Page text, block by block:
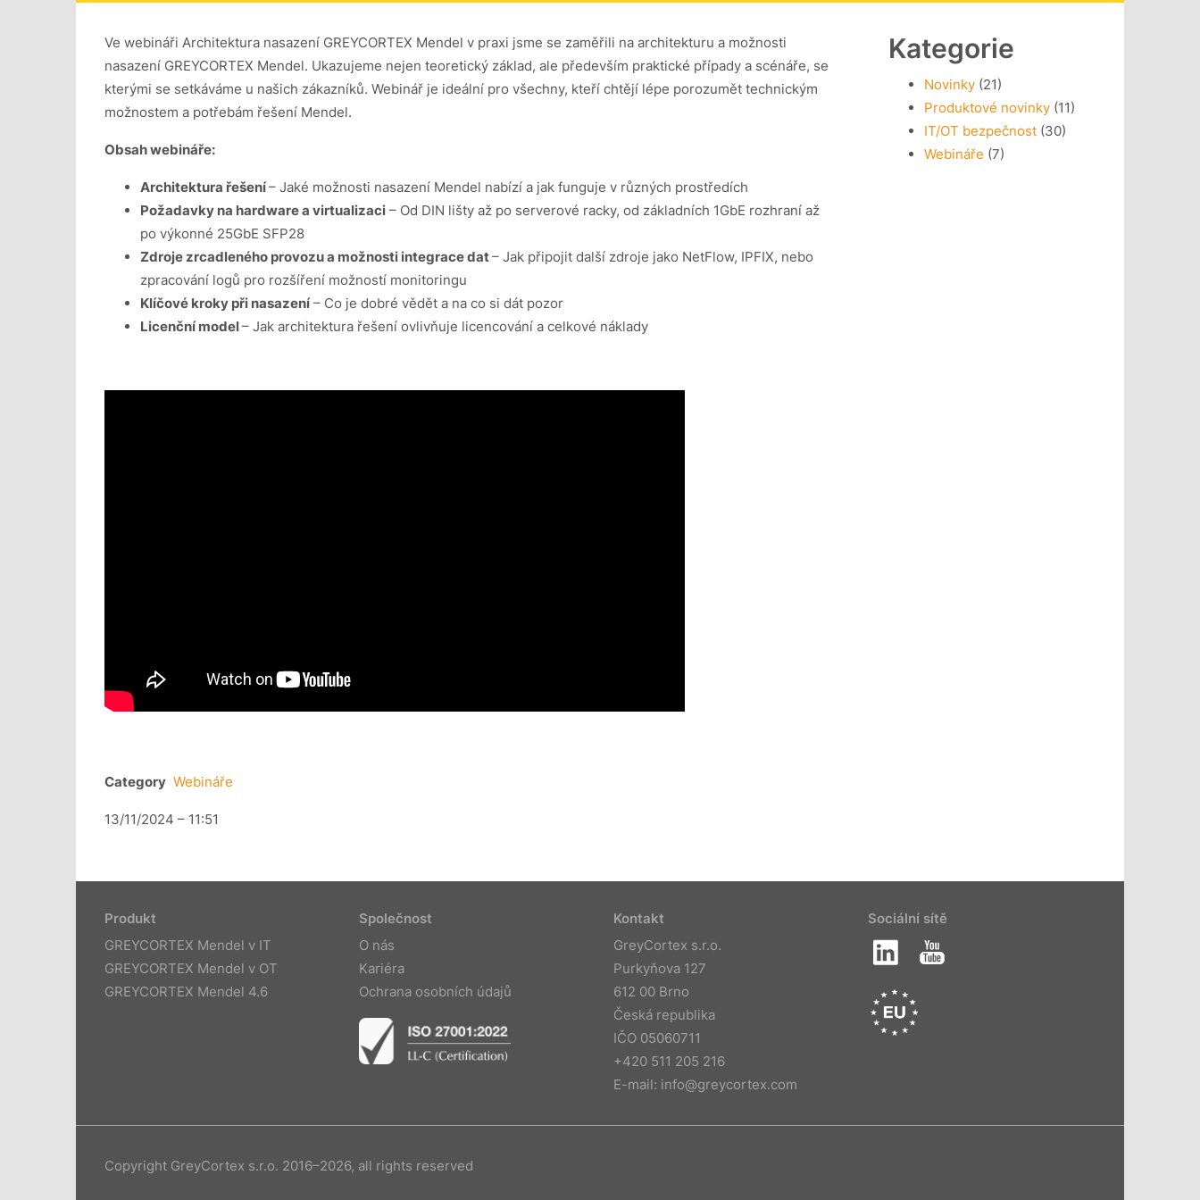
Ve webináři Architektura nasazení GREYCORTEX Mendel v praxi jsme se zaměřili na architekturu a možnosti
nasazení GREYCORTEX Mendel. Ukazujeme nejen teoretický základ, ale především praktické případy a scénáře, se
kterými se setkáváme u našich zákazníků. Webinář je ideální pro všechny, kteří chtějí lépe porozumět technickým
možnostem a potřebám řešení Mendel.
Obsah webináře:
Architektura řešení– Jaké možnosti nasazení Mendel nabízí a jak funguje v různých prostředích
Požadavky na hardware a virtualizaci – Od DIN lišty až po serverové racky, od základních 1GbE rozhraní až
po výkonné 25GbE SFP28
Zdroje zrcadleného provozu a možnosti integrace dat– Jak připojit další zdroje jako NetFlow, IPFIX, nebo
zpracování logů pro rozšíření možností monitoringu
Klíčové kroky při nasazení– Co je dobré vědět a na co si dát pozor
Licenční model– Jak architektura řešení ovlivňuje licencování a celkové náklady
Category Webináře
13/11/2024 – 11:51
Kategorie
Novinky (21)
Produktové novinky (11)
IT/OT bezpečnost (30)
Webináře (7)
Produkt
GREYCORTEX Mendel v IT
GREYCORTEX Mendel v OT
GREYCORTEX Mendel 4.6
Společnost
O nás
Kariéra
Ochrana osobních údajů
Kontakt
GreyCortex s.r.o.
Purkyňova 127
612 00 Brno
Česká republika
IČO 05060711
+420 511 205 216
E-mail: info@greycortex.com
Sociální sítě
Copyright GreyCortex s.r.o. 2016–2026, all rights reserved